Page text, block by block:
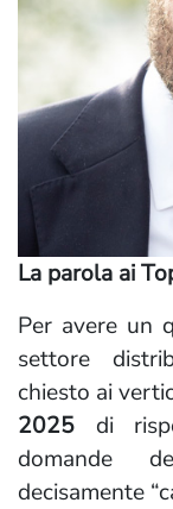
La parola ai
Per avere un
settore
chiesto ai
2025 di
domande
decisamente